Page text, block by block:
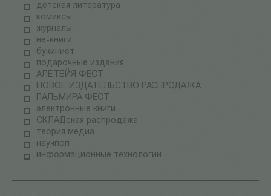
детская литература
комиксы
журналы
не-книги
букинист
подарочные издания
АЛЕТЕЙЯ ФЕСТ
НОВОЕ ИЗДАТЕЛЬСТВО РАСПРОДАЖА
ПАЛЬМИРА ФЕСТ
электронные книги
СКЛАДская распродажа
теория медиа
научпоп
информационные технологии